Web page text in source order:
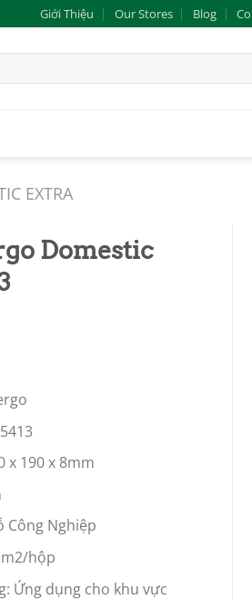
Giới Thiệu Our Stores Blog
EXTRA
Domestic
x 190 x 8mm
Công Nghiệp
hộp
Ứng dụng cho khu vực